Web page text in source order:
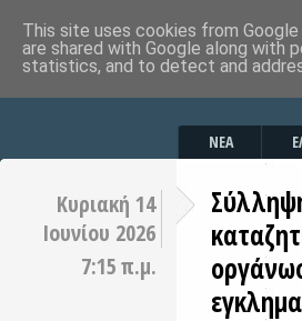
ΝΕΑ
Κυριακή 14
Ιουνίου 2026
7:15 π.μ.
This site uses cookies from
are shared with Google along with
statistics, and to detect and